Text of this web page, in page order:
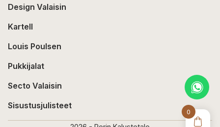
0
Design Valaisin
Kartell
Louis Poulsen
Pukkijalat
Secto Valaisin
Sisustusjulisteet